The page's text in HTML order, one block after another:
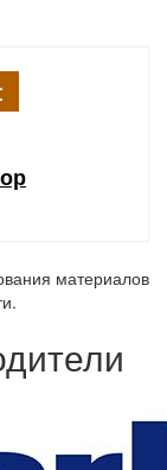
материалов